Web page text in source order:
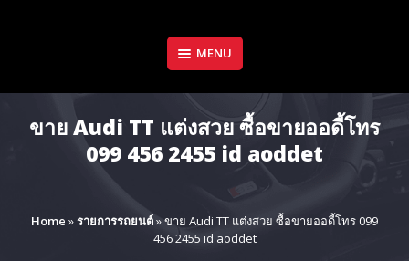
MENU
ขาย Audi TT แต่งสวย ซื้อขายออดี้โทร
099 456 2455 id aoddet
Home »รายการรถยนต์»ขาย Audi TT แต่งสวย ซื้อขายออดี้โทร 099
456 2455 id aoddet